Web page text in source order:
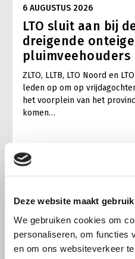
Deze website maakt
We gebruiken cookies om
personaliseren, om functies
en om ons websiteverkeer
6 AUGUSTUS 2026
LTO sluit aan bij
dreigende
pluimveehouders
ZLTO, LLTB, LTO Noord en
leden op om op
het voorplein van het
komen…